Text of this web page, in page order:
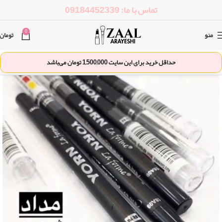
تماس با ما: 09184452339
منو 0 تومان
حداقل خرید برای این سایت1,500,000تومان می‌باشد